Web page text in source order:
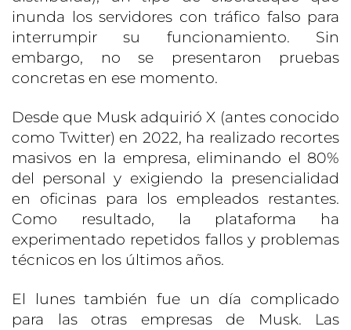
inunda los servidores con tráfico falso para
interrumpir su funcionamiento. Sin
embargo, no se presentaron pruebas
concretas en ese momento.
Desde que Musk adquirió X (antes conocido
como Twitter) en 2022, ha realizado recortes
masivos en la empresa, eliminando el 80%
del personal y exigiendo la presencialidad
en oficinas para los empleados restantes.
Como resultado, la plataforma ha
experimentado repetidos fallos y problemas
técnicos en los últimos años.
El lunes también fue un día complicado
para las otras empresas de Musk. Las